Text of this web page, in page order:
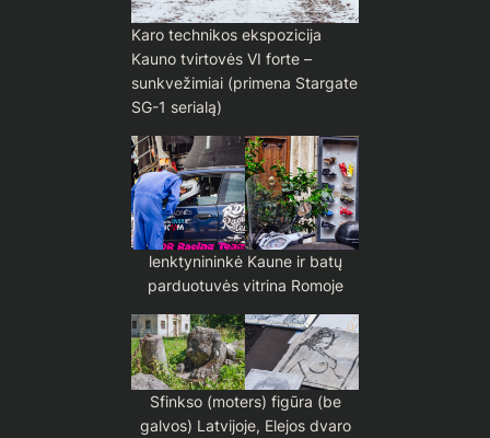
Karo technikos ekspozicija
Kauno tvirtovės VI forte –
sunkvežimiai (primena Stargate
SG-1 serialą)
lenktynininkė Kaune ir batų
parduotuvės vitrina Romoje
Sfinkso (moters) figūra (be
galvos) Latvijoje, Elejos dvaro